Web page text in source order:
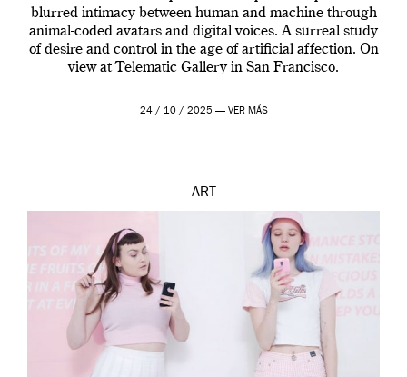
blurred intimacy between human and machine through
animal-coded avatars and digital voices. A surreal study
of desire and control in the age of artificial affection. On
view at Telematic Gallery in San Francisco.
24 / 10 / 2025 — VER MÁS
ART